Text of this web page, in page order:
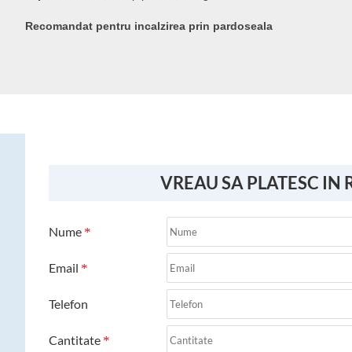
Recomandat pentru incalzirea prin pardoseala
VREAU SA PLATESC IN
Nume
Email
Telefon
Cantitate